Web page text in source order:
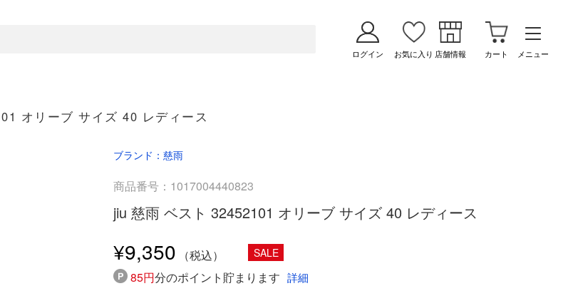
ログイン お気に入り 店舗情報 カート メニュー
オリーブ サイズ 40 レディース
ブランド：慈雨
商品番号：1017004440823
jiu 慈雨 ベスト 32452101 オリーブ サイズ 40 レディース
¥9,350 SALE
85円分のポイント貯まります 詳細